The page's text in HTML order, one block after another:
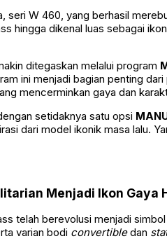
seri W 460, yang berhasil
hingga dikenal luas sebagai
ditegaskan melalui program
ini menjadi bagian penting
mencerminkan gaya dan
setidaknya satu opsi
dari model ikonik masa lalu.
Menjadi Ikon Gaya
telah berevolusi menjadi
varian bodi convertibledan